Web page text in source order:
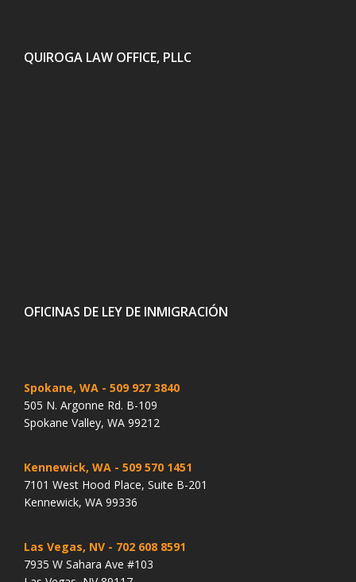
QUIROGA LAW OFFICE, PLLC
OFICINAS DE LEY DE INMIGRACIÓN
Spokane, WA - 509 927 3840
505 N. Argonne Rd. B-109
Spokane Valley, WA 99212
Kennewick, WA - 509 570 1451
7101 West Hood Place, Suite B-201
Kennewick, WA 99336
Las Vegas, NV - 702 608 8591
7935 W Sahara Ave #103